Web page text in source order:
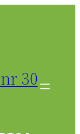
30